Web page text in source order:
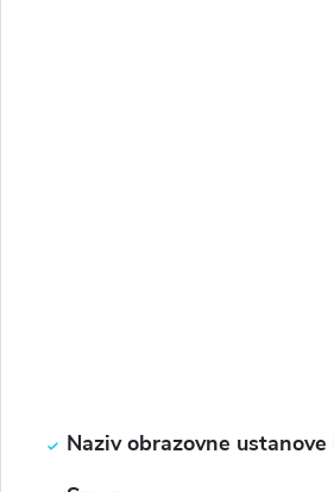
Naziv obrazovne